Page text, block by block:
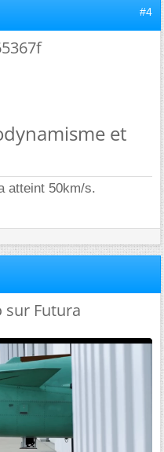
#4
et
atteint 50km/s.
sur Futura